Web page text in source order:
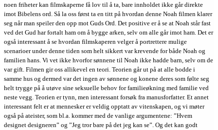
noen friheter kan filmskaperne få lov til å ta, bare innholdet ikke går direkte
imot Bibelens ord. Så la oss først ta en titt på hvordan denne Noah filmen klarer
seg når man speiler den opp mot Guds Ord. Det positive er å se at Noah står fast
ved det Gud har fortalt ham om å bygge arken, selv om alle går imot ham. Det er
også interessant å se hvordan filmskaperen velger å portrettere mulige
scenarioer under denne tiden som helt sikkert var krevende for både Noah og
familien hans. Vi vet ikke hvorfor sønnene til Noah ikke hadde barn, selv om de
var gift. Filmen gir oss allikevel en teori. Teorien går ut på at alle bodde i
samme hus og dermed var det ingen av sønnene og konene deres som følte seg
helt trygge på å utøve sine seksuelle behov for familieøkning med familie ved
neste vegg. Teorien er tynn, men interessant forsøk fra manusforfatter. Et annet
interessant felt er at mennesker er veldig opptatt av vitenskapen, og vi møter
også på ateister, som bl.a. kommer med de vanlige argumentene: ”Hvem
designet designeren” og ”Jeg tror bare på det jeg kan se”. Og det kan godt